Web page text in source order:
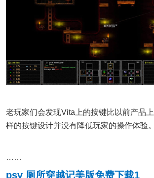
老玩家们会发现Vita上的按键比以前产品
样的按键设计并没有降低玩家的操作体验。
……
psv 厕所穿越记美版免费下载1